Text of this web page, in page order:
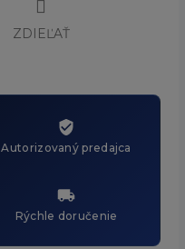
ZDIEĽAŤ
Autorizovaný predajca
Rýchle doručenie